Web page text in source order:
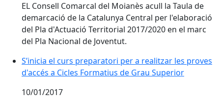
EL Consell Comarcal del Moianès acull la Taula de
demarcació de la Catalunya Central per l'elaboració
del Pla d'Actuació Territorial 2017/2020 en el marc
del Pla Nacional de Joventut.
S’inicia el curs preparatori per a realitzar les proves
d'accés a Cicles Formatius de Grau Superior
10/01/2017